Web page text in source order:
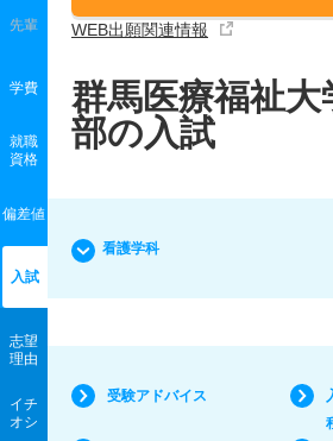
WEB出願関連情報
先輩
学費
就職
資格
偏差値
入試
志望
理由
イチ
オシ
群馬医療福祉大
部の入試
看護学科
受験アドバイス